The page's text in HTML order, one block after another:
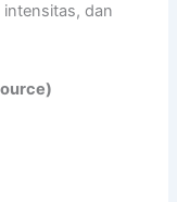
dan